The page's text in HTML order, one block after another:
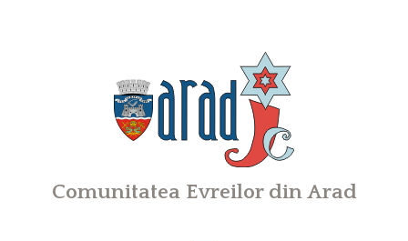
Comunitatea Evreilor din Arad